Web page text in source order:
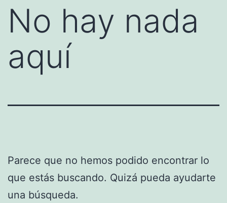
No hay nada
aquí
Parece que no hemos podido encontrar lo
que estás buscando. Quizá pueda ayudarte
una búsqueda.